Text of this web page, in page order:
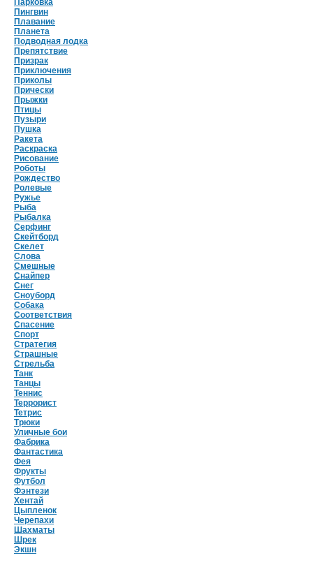
Парковка
Пингвин
Плавание
Планета
Подводная лодка
Препятствие
Призрак
Приключения
Приколы
Прически
Прыжки
Птицы
Пузыри
Пушка
Ракета
Раскраска
Рисование
Роботы
Рождество
Ролевые
Ружье
Рыба
Рыбалка
Серфинг
Скейтборд
Скелет
Слова
Смешные
Снайпер
Снег
Сноуборд
Собака
Соответствия
Спасение
Спорт
Стратегия
Страшные
Стрельба
Танк
Танцы
Теннис
Террорист
Тетрис
Трюки
Уличные бои
Фабрика
Фантастика
Фея
Фрукты
Футбол
Фэнтези
Хентай
Цыпленок
Черепахи
Шахматы
Шрек
Экшн